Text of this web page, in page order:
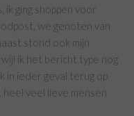
ging shoppen voor
we genoten van
stond ook mijn
ik het bericht type nog
in ieder geval terug op
veel lieve mensen